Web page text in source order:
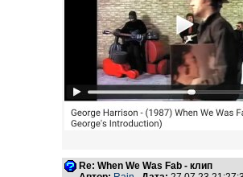
Re: When We Was Fab - клип